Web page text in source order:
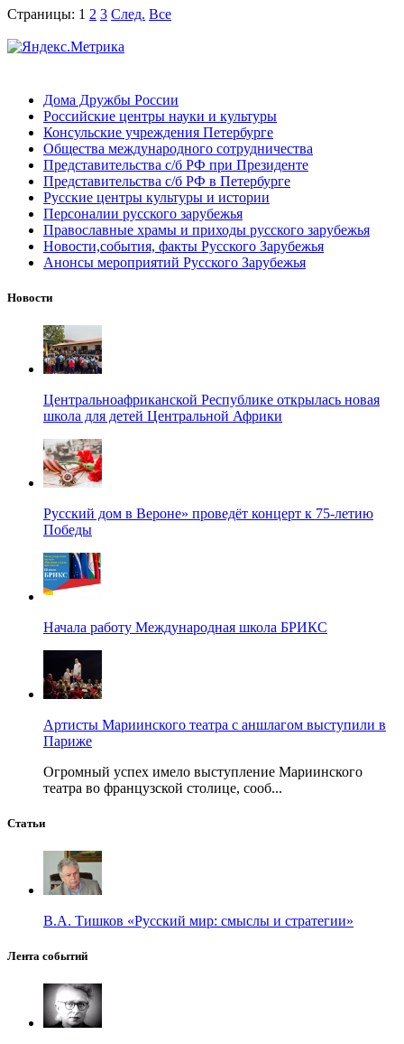
Страницы: 1 2 3 След. Все
Дома Дружбы России
Российские центры науки и культуры
Консульские учреждения Петербурге
Общества международного сотрудничества
Представительства с/б РФ при Президенте
Представительства с/б РФ в Петербурге
Русские центры культуры и истории
Персоналии русского зарубежья
Православные храмы и приходы русского зарубежья
Новости,события, факты Русского Зарубежья
Анонсы мероприятий Русского Зарубежья
Новости
Центральноафриканской Республике открылась новая
школа для детей Центральной Африки
Русский дом в Вероне» проведёт концерт к 75-летию
Победы
Начала работу Международная школа БРИКС
Артисты Мариинского театра с аншлагом выступили в
Париже
Огромный успех имело выступление Мариинского
театра во французской столице, сооб...
Статьи
В.А. Тишков «Русский мир: смыслы и стратегии»
Лента событий